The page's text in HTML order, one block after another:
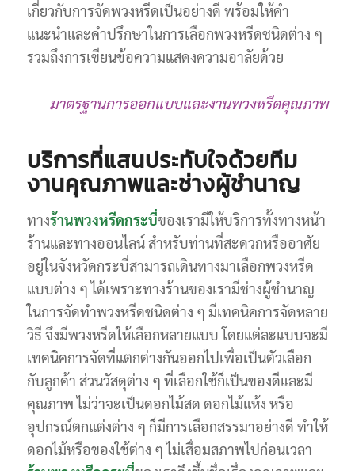
เกี่ยวกับการจัดพวงหรีดเป็นอย่างดี พร้อมให้คำ
แนะนำและคำปรึกษาในการเลือกพวงหรีดชนิดต่าง ๆ
รวมถึงการเขียนข้อความแสดงความอาลัยด้วย
มาตรฐานการออกแบบและงานพวงหรีดคุณภาพ
บริการที่แสนประทับใจด้วยทีม
งานคุณภาพและช่างผู้ชำนาญ
ทางร้านพวงหรีดกระบี่ของเรามีให้บริการทั้งทางหน้า
ร้านและทางออนไลน์ สำหรับท่านที่สะดวกหรืออาศัย
อยู่ในจังหวัดกระบี่สามารถเดินทางมาเลือกพวงหรีด
แบบต่าง ๆ ได้เพราะทางร้านของเรามีช่างผู้ชำนาญ
ในการจัดทำพวงหรีดชนิดต่าง ๆ มีเทคนิคการจัดหลาย
วิธี จึงมีพวงหรีดให้เลือกหลายแบบ โดยแต่ละแบบจะมี
เทคนิคการจัดที่แตกต่างกันออกไปเพื่อเป็นตัวเลือก
กับลูกค้า ส่วนวัสดุต่าง ๆ ที่เลือกใช้ก็เป็นของดีและมี
คุณภาพ ไม่ว่าจะเป็นดอกไม้สด ดอกไม้แห้ง หรือ
อุปกรณ์ตกแต่งต่าง ๆ ก็มีการเลือกสรรมาอย่างดี ทำให้
ดอกไม้หรือของใช้ต่าง ๆ ไม่เสื่อมสภาพไปก่อนเวลา